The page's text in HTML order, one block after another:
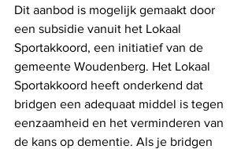
Dit aanbod is mogelijk gemaakt door
een subsidie vanuit het Lokaal
Sportakkoord, een initiatief van de
gemeente Woudenberg. Het Lokaal
Sportakkoord heeft onderkend dat
bridgen een adequaat middel is tegen
eenzaamheid en het verminderen van
de kans op dementie. Als je bridgen